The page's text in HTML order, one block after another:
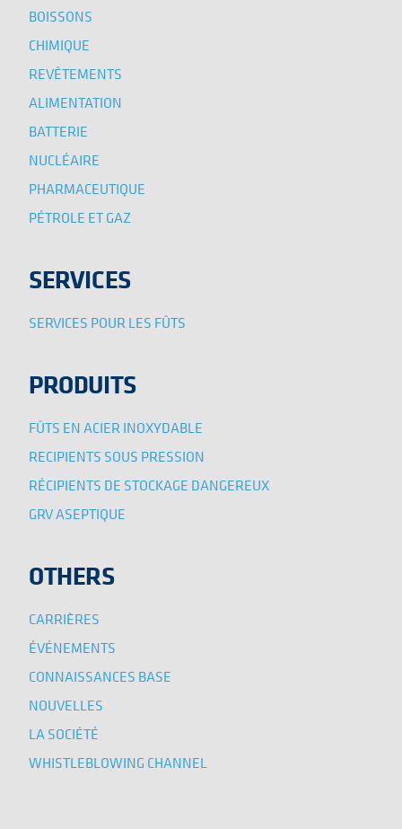
BOISSONS
CHIMIQUE
REVÊTEMENTS
ALIMENTATION
BATTERIE
NUCLÉAIRE
PHARMACEUTIQUE
PÉTROLE ET GAZ
SERVICES
SERVICES POUR LES FÛTS
PRODUITS
FÛTS EN ACIER INOXYDABLE
RECIPIENTS SOUS PRESSION
RÉCIPIENTS DE STOCKAGE DANGEREUX
GRV ASEPTIQUE
OTHERS
CARRIÈRES
ÉVÉNEMENTS
CONNAISSANCES BASE
NOUVELLES
LA SOCIÉTÉ
WHISTLEBLOWING CHANNEL